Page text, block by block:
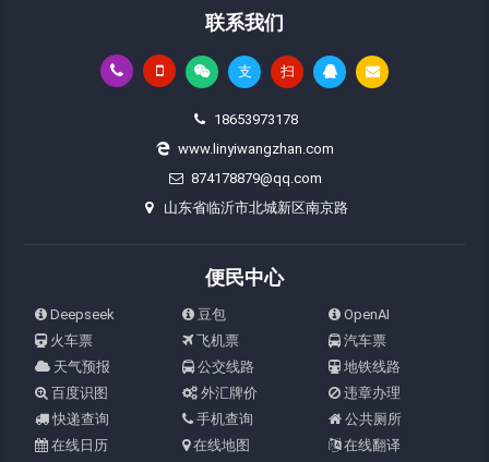
联系我们
支 扫
18653973178
www.linyiwangzhan.com
874178879@qq.com
山东省临沂市北城新区南京路
便民中心
Deepseek 豆包
OpenAI
火车票
飞机票
汽车票
天气预报
公交线路
地铁线路
百度识图
外汇牌价
违章办理
快递查询
手机查询
公共厕所
在线日历
在线地图
在线翻译